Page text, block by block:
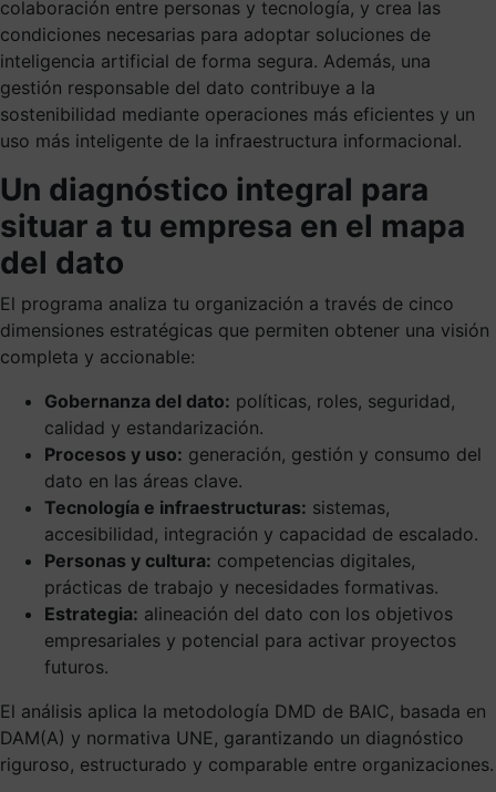
colaboración entre personas y tecnología, y crea las
condiciones necesarias para adoptar soluciones de
inteligencia artificial de forma segura. Además, una
gestión responsable del dato contribuye a la
sostenibilidad mediante operaciones más eficientes y un
uso más inteligente de la infraestructura informacional.
Un diagnóstico integral para
situar a tu empresa en el mapa
del dato
El programa analiza tu organización a través de cinco
dimensiones estratégicas que permiten obtener una visión
completa y accionable:
Gobernanza del dato: políticas, roles, seguridad,
calidad y estandarización.
Procesos y uso: generación, gestión y consumo del
dato en las áreas clave.
Tecnología e infraestructuras: sistemas,
accesibilidad, integración y capacidad de escalado.
Personas y cultura: competencias digitales,
prácticas de trabajo y necesidades formativas.
Estrategia: alineación del dato con los objetivos
empresariales y potencial para activar proyectos
futuros.
El análisis aplica la metodología DMD de BAIC, basada en
DAM(A) y normativa UNE, garantizando un diagnóstico
riguroso, estructurado y comparable entre organizaciones.